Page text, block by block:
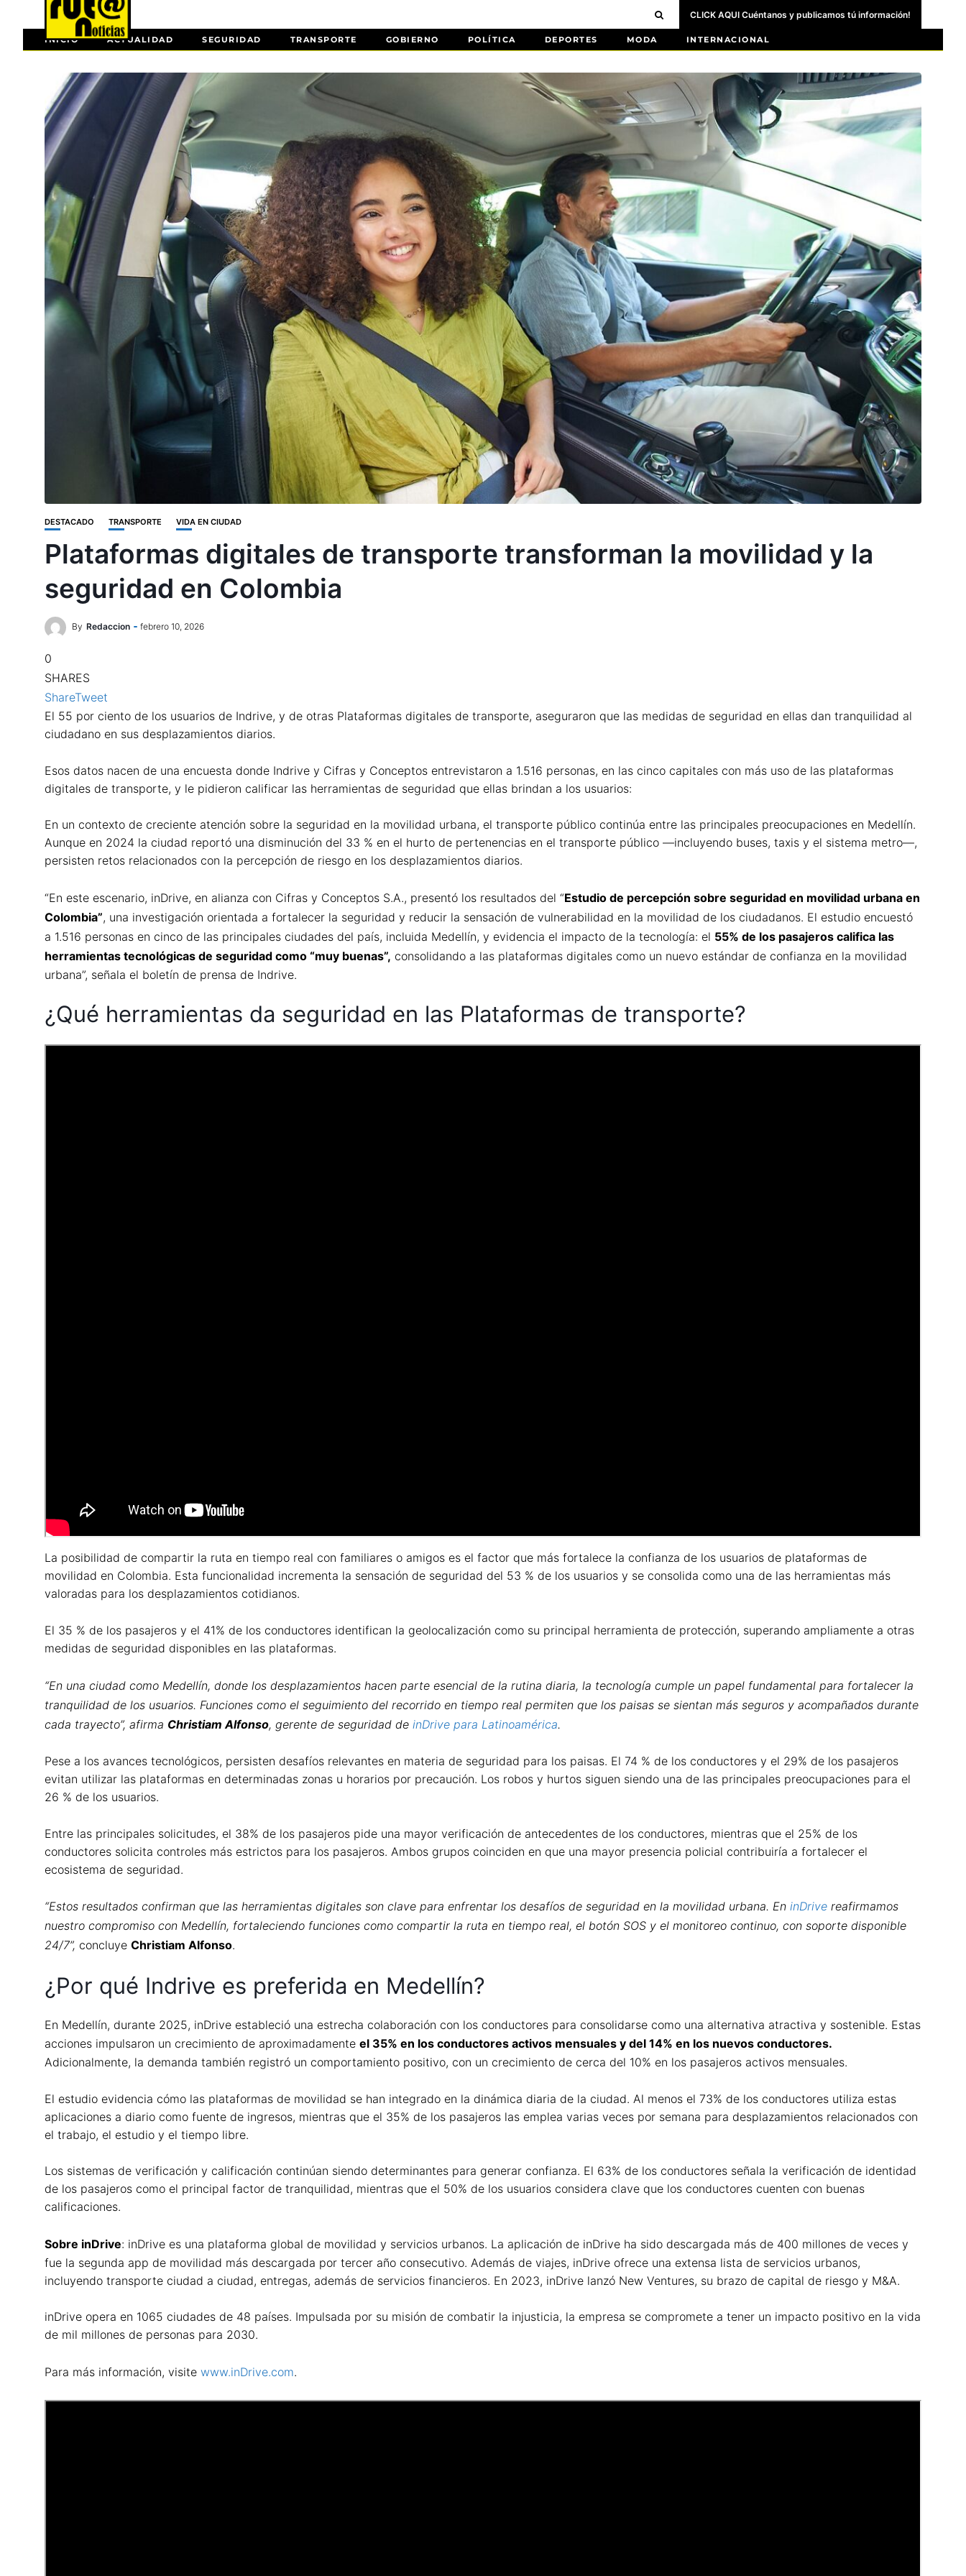
CLICK AQUI Cuéntanos y publicamos tú información!
INICIO ACTUALIDAD SEGURIDAD TRANSPORTE GOBIERNO POLÍTICA DEPORTES MODA INTERNACIONAL
DESTACADO TRANSPORTE VIDA EN CIUDAD
Plataformas digitales de transporte transforman la movilidad y la
seguridad en Colombia
By Redaccion febrero 10, 2026
0
SHARES
ShareTweet
El 55 por ciento de los usuarios de Indrive, y de otras Plataformas digitales de transporte, aseguraron que las medidas de seguridad en ellas dan tranquilidad al
ciudadano en sus desplazamientos diarios.
Esos datos nacen de una encuesta donde Indrive y Cifras y Conceptos entrevistaron a 1.516 personas, en las cinco capitales con más uso de las plataformas
digitales de transporte, y le pidieron calificar las herramientas de seguridad que ellas brindan a los usuarios:
En un contexto de creciente atención sobre la seguridad en la movilidad urbana, el transporte público continúa entre las principales preocupaciones en Medellín.
Aunque en 2024 la ciudad reportó una disminución del 33 % en el hurto de pertenencias en el transporte público —incluyendo buses, taxis y el sistema metro—,
persisten retos relacionados con la percepción de riesgo en los desplazamientos diarios.
“En este escenario, inDrive, en alianza con Cifras y Conceptos S.A., presentó los resultados del “Estudio de percepción sobre seguridad en movilidad urbana en
Colombia”, una investigación orientada a fortalecer la seguridad y reducir la sensación de vulnerabilidad en la movilidad de los ciudadanos. El estudio encuestó
a 1.516 personas en cinco de las principales ciudades del país, incluida Medellín, y evidencia el impacto de la tecnología: el 55% de los pasajeros califica las
herramientas tecnológicas de seguridad como “muy buenas”, consolidando a las plataformas digitales como un nuevo estándar de confianza en la movilidad
urbana”, señala el boletín de prensa de Indrive.
¿Qué herramientas da seguridad en las Plataformas de transporte?
La posibilidad de compartir la ruta en tiempo real con familiares o amigos es el factor que más fortalece la confianza de los usuarios de plataformas de
movilidad en Colombia. Esta funcionalidad incrementa la sensación de seguridad del 53 % de los usuarios y se consolida como una de las herramientas más
valoradas para los desplazamientos cotidianos.
El 35 % de los pasajeros y el 41% de los conductores identifican la geolocalización como su principal herramienta de protección, superando ampliamente a otras
medidas de seguridad disponibles en las plataformas.
“En una ciudad como Medellín, donde los desplazamientos hacen parte esencial de la rutina diaria, la tecnología cumple un papel fundamental para fortalecer la
tranquilidad de los usuarios. Funciones como el seguimiento del recorrido en tiempo real permiten que los paisas se sientan más seguros y acompañados durante
cada trayecto”, afirma Christiam Alfonso, gerente de seguridad de inDrive para Latinoamérica.
Pese a los avances tecnológicos, persisten desafíos relevantes en materia de seguridad para los paisas. El 74 % de los conductores y el 29% de los pasajeros
evitan utilizar las plataformas en determinadas zonas u horarios por precaución. Los robos y hurtos siguen siendo una de las principales preocupaciones para el
26 % de los usuarios.
Entre las principales solicitudes, el 38% de los pasajeros pide una mayor verificación de antecedentes de los conductores, mientras que el 25% de los
conductores solicita controles más estrictos para los pasajeros. Ambos grupos coinciden en que una mayor presencia policial contribuiría a fortalecer el
ecosistema de seguridad.
“Estos resultados confirman que las herramientas digitales son clave para enfrentar los desafíos de seguridad en la movilidad urbana. En inDrive reafirmamos
nuestro compromiso con Medellín, fortaleciendo funciones como compartir la ruta en tiempo real, el botón SOS y el monitoreo continuo, con soporte disponible
24/7”, concluye Christiam Alfonso.
¿Por qué Indrive es preferida en Medellín?
En Medellín, durante 2025, inDrive estableció una estrecha colaboración con los conductores para consolidarse como una alternativa atractiva y sostenible. Estas
acciones impulsaron un crecimiento de aproximadamente el 35% en los conductores activos mensuales y del 14% en los nuevos conductores.
Adicionalmente, la demanda también registró un comportamiento positivo, con un crecimiento de cerca del 10% en los pasajeros activos mensuales.
El estudio evidencia cómo las plataformas de movilidad se han integrado en la dinámica diaria de la ciudad. Al menos el 73% de los conductores utiliza estas
aplicaciones a diario como fuente de ingresos, mientras que el 35% de los pasajeros las emplea varias veces por semana para desplazamientos relacionados con
el trabajo, el estudio y el tiempo libre.
Los sistemas de verificación y calificación continúan siendo determinantes para generar confianza. El 63% de los conductores señala la verificación de identidad
de los pasajeros como el principal factor de tranquilidad, mientras que el 50% de los usuarios considera clave que los conductores cuenten con buenas
calificaciones.
Sobre inDrive: inDrive es una plataforma global de movilidad y servicios urbanos. La aplicación de inDrive ha sido descargada más de 400 millones de veces y
fue la segunda app de movilidad más descargada por tercer año consecutivo. Además de viajes, inDrive ofrece una extensa lista de servicios urbanos,
incluyendo transporte ciudad a ciudad, entregas, además de servicios financieros. En 2023, inDrive lanzó New Ventures, su brazo de capital de riesgo y M&A.
inDrive opera en 1065 ciudades de 48 países. Impulsada por su misión de combatir la injusticia, la empresa se compromete a tener un impacto positivo en la vida
de mil millones de personas para 2030.
Para más información, visite www.inDrive.com.